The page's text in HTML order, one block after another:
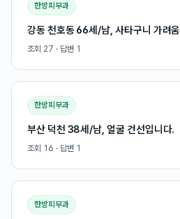
한방피부과
강동 천호동 66세/남, 사타구니 가려움
조회 27 · 답변 1
한방피부과
부산 덕천 38세/남, 얼굴 건선입니다.
조회 16 · 답변 1
한방피부과